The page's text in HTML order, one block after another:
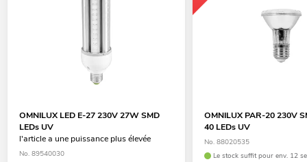
OMNILUX LED E-27 230V 27W SMD
LEDs UV
l'article a une puissance plus élevée
No. 89540030
OMNILUX PAR-20 230V
40 LEDs UV
No. 88020535
Le stock suffit pour env. 12